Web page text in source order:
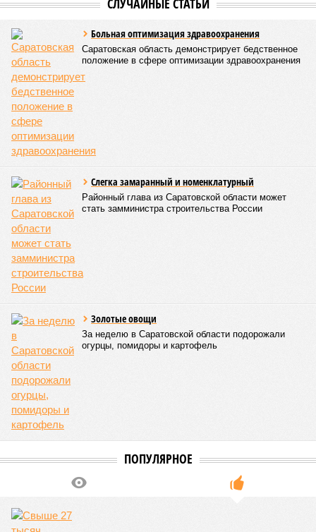
СЛУЧАЙНЫЕ СТАТЬИ
Больная оптимизация здравоохранения
Саратовская область демонстрирует бедственное
положение в сфере оптимизации здравоохранения
Слегка замаранный и номенклатурный
Районный глава из Саратовской области может
стать замминистра строительства России
Золотые овощи
За неделю в Саратовской области подорожали
огурцы, помидоры и картофель
ПОПУЛЯРНОЕ